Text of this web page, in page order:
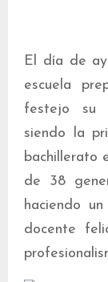
El día de
escuela
festejo su
siendo la
bachillerato
de 38
haciendo
docente